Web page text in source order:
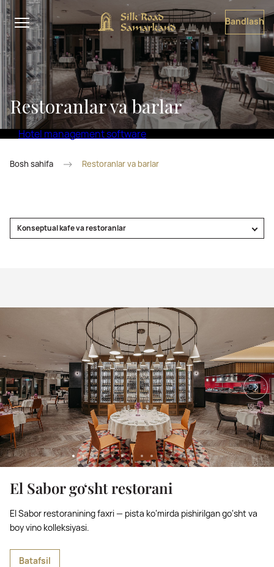
Bandlash
Restoranlar va barlar
Hotel management software
Bosh sahifa Restoranlar va barlar
Konseptual kafe va restoranlar
El Sabor go‘sht restorani
El Sabor restoranining faxri — pista ko‘mirda pishirilgan go‘sht va
boy vino kolleksiyasi.
Batafsil